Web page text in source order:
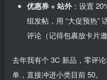
优惠券 + 站外：设置
组发帖，用 “大促预热”
评论（记得包裹放卡片邀
去年我有个 3C 新品，零评
单，直接冲进小类目前 50。